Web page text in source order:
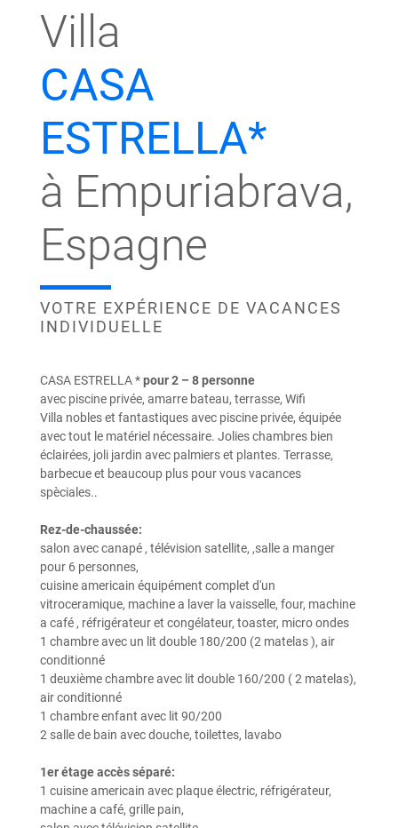
Villa
CASA
ESTRELLA*
à Empuriabrava,
Espagne
VOTRE EXPÉRIENCE DE VACANCES
INDIVIDUELLE
CASA ESTRELLA *pour 2 – 8 personne
avec piscine privée, amarre bateau, terrasse, Wifi
Villa nobles et fantastiques avec piscine privée, équipée
avec tout le matériel nécessaire. Jolies chambres bien
éclairées, joli jardin avec palmiers et plantes. Terrasse,
barbecue et beaucoup plus pour vous vacances
spèciales..
Rez-de-chaussée:
salon avec canapé , télévision satellite, ,salle a manger
pour 6 personnes,
cuisine americain équipément complet d'un
vitroceramique, machine a laver la vaisselle, four, machine
a café , réfrigérateur et congélateur, toaster, micro ondes
1 chambre avec un lit double 180/200 (2 matelas ), air
conditionné
1 deuxième chambre avec lit double 160/200 ( 2 matelas),
air conditionné
1 chambre enfant avec lit 90/200
2 salle de bain avec douche, toilettes, lavabo
1er étage accès séparé:
1 cuisine americain avec plaque électric, réfrigérateur,
machine a café, grille pain,